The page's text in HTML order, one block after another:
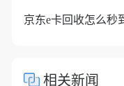
相关新闻